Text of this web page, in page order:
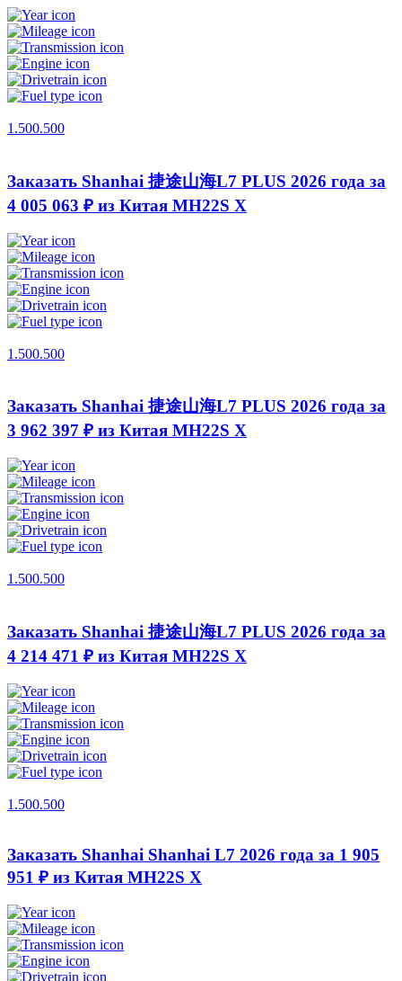
1.500.500
Заказать Shanhai 捷途山海L7 PLUS 2026 года за
4 005 063 ₽ из Китая MH22S X
1.500.500
Заказать Shanhai 捷途山海L7 PLUS 2026 года за
3 962 397 ₽ из Китая MH22S X
1.500.500
Заказать Shanhai 捷途山海L7 PLUS 2026 года за
4 214 471 ₽ из Китая MH22S X
1.500.500
Заказать Shanhai Shanhai L7 2026 года за 1 905
951 ₽ из Китая MH22S X